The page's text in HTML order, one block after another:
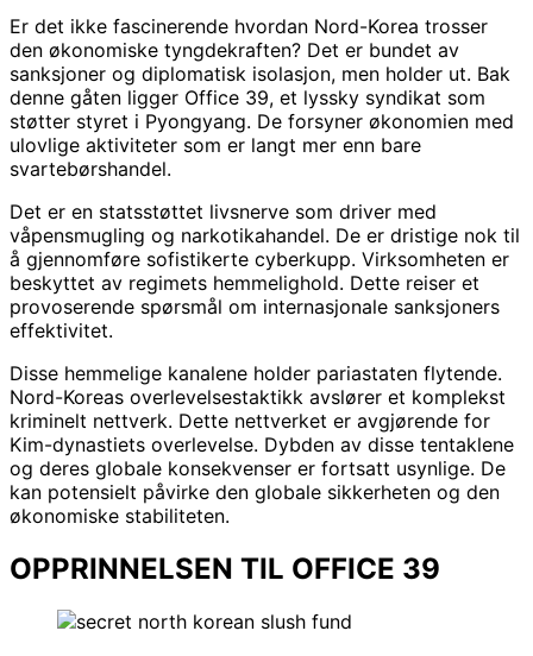
Er det ikke fascinerende hvordan Nord-Korea trosser
den økonomiske tyngdekraften? Det er bundet av
sanksjoner og diplomatisk isolasjon, men holder ut. Bak
denne gåten ligger Office 39, et lyssky syndikat som
støtter styret i Pyongyang. De forsyner økonomien med
ulovlige aktiviteter som er langt mer enn bare
svartebørshandel.
Det er en statsstøttet livsnerve som driver med
våpensmugling og narkotikahandel. De er dristige nok til
å gjennomføre sofistikerte cyberkupp. Virksomheten er
beskyttet av regimets hemmelighold. Dette reiser et
provoserende spørsmål om internasjonale sanksjoners
effektivitet.
Disse hemmelige kanalene holder pariastaten flytende.
Nord-Koreas overlevelsestaktikk avslører et komplekst
kriminelt nettverk. Dette nettverket er avgjørende for
Kim-dynastiets overlevelse. Dybden av disse tentaklene
og deres globale konsekvenser er fortsatt usynlige. De
kan potensielt påvirke den globale sikkerheten og den
økonomiske stabiliteten.
OPPRINNELSEN TIL OFFICE 39